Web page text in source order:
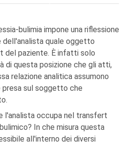
bulimia impone una riflessione
dell'analista quale oggetto
paziente. È infatti solo
di questa posizione che gli atti,
relazione analitica assumono
presa sul soggetto che
l'analista occupa nel transfert
In che misura questa
all'interno dei diversi